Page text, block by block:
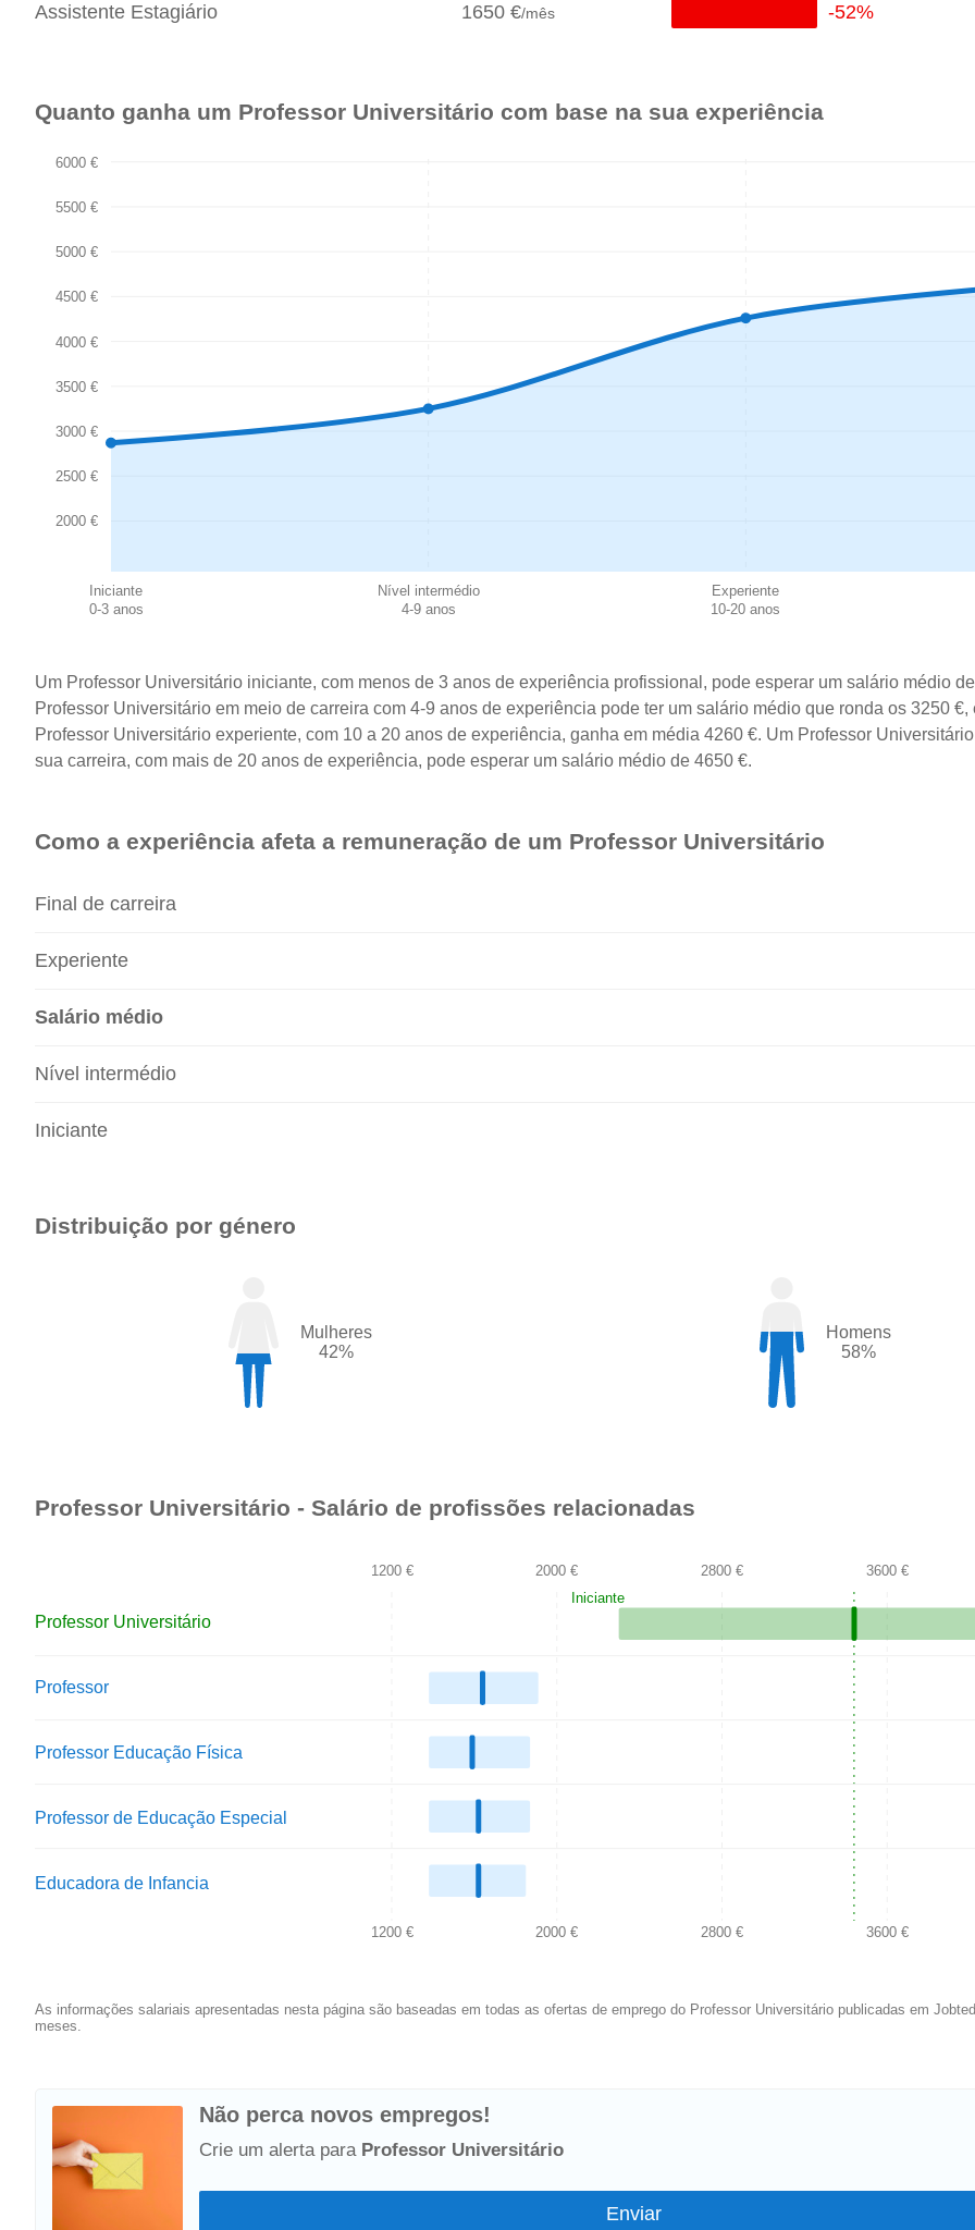
Assistente Estagiário 1650 €/mês -52%
Quanto ganha um Professor Universitário com base na sua experiência
2000 €
2500 €
3000 €
3500 €
4000 €
4500 €
5000 €
5500 €
6000 €
Iniciante
0-3 anos
Nível intermédio
4-9 anos
Experiente
10-20 anos
Um Professor Universitário iniciante, com menos de 3 anos de experiência profissional, pode esperar um salário médio
Professor Universitário em meio de carreira com 4-9 anos de experiência pode ter um salário médio que ronda os 3250 €,
Professor Universitário experiente, com 10 a 20 anos de experiência, ganha em média 4260 €. Um Professor
sua carreira, com mais de 20 anos de experiência, pode esperar um salário médio de 4650 €.
Como a experiência afeta a remuneração de um Professor Universitário
Final de carreira
Experiente
Salário médio
Nível intermédio
Iniciante
Distribuição por género
Mulheres
42%
Homens
58%
Professor Universitário - Salário de profissões relacionadas
Professor Universitário
Professor
Professor Educação Física
Professor de Educação Especial
Educadora de Infancia
1200 € 2000 € 2800 € 3600 €
1200 € 2000 € 2800 € 3600 €
Iniciante
As informações salariais apresentadas nesta página são baseadas em todas as ofertas de emprego do Professor Universitário publicadas em
meses.
Não perca novos empregos!
Crie um alerta para Professor Universitário